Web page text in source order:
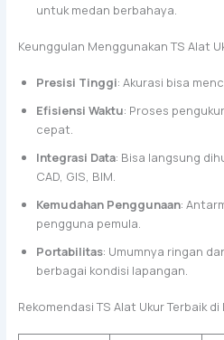
untuk medan berbahaya.
Keunggulan Menggunakan TS Alat
Presisi Tinggi: Akurasi bisa
Efisiensi Waktu: Proses
cepat.
Integrasi Data: Bisa langsung
CAD, GIS, BIM.
Kemudahan Penggunaan:
pengguna pemula.
Portabilitas: Umumnya ringan
berbagai kondisi lapangan.
Rekomendasi TS Alat Ukur Terbaik